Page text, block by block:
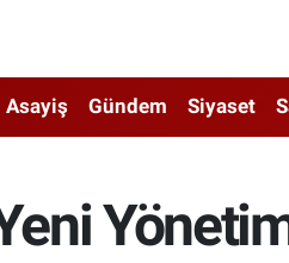
Asayiş Gündem Siyaset
Yönetim